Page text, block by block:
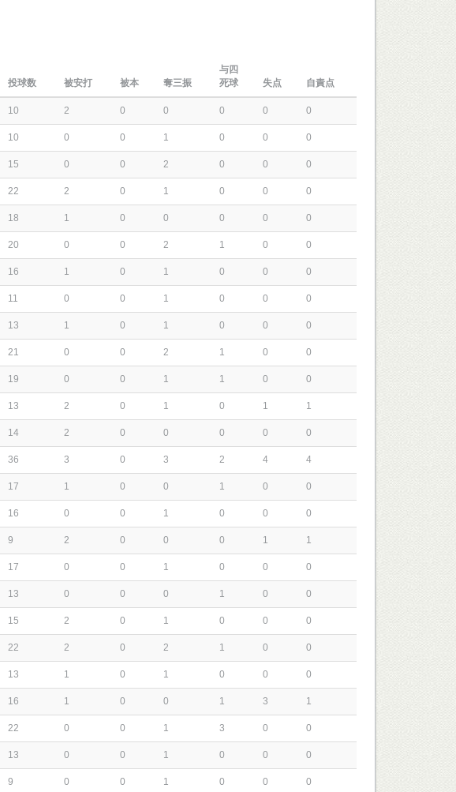
投球数 被安打 被本 奪三振
与四
死球
失点 自責点
10 2 0 0 0 0 0
10 0 0 1 0 0 0
15 0 0 2 0 0 0
22 2 0 1 0 0 0
18 1 0 0 0 0 0
20 0 0 2 1 0 0
16 1 0 1 0 0 0
11 0 0 1 0 0 0
13 1 0 1 0 0 0
21 0 0 2 1 0 0
19 0 0 1 1 0 0
13 2 0 1 0 1 1
14 2 0 0 0 0 0
36 3 0 3 2 4 4
17 1 0 0 1 0 0
16 0 0 1 0 0 0
9 2 0 0 0 1 1
17 0 0 1 0 0 0
13 0 0 0 1 0 0
15 2 0 1 0 0 0
22 2 0 2 1 0 0
13 1 0 1 0 0 0
16 1 0 0 1 3 1
22 0 0 1 3 0 0
13 0 0 1 0 0 0
9 0 0 1 0 0 0